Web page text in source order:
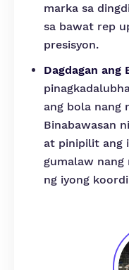
marka sa
sa bawat rep
presisyon.
Dagdagan ang
ang bola nang
Binabawasan
at pinipilit ang
gumalaw nang
ng iyong